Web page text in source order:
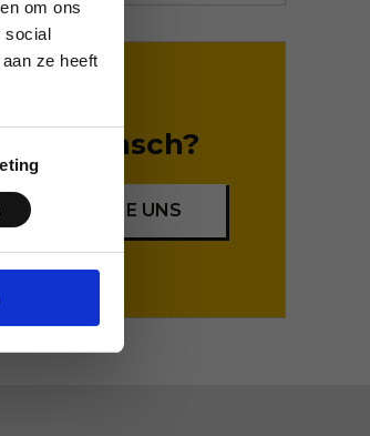
om ons
social
ze heeft
SIE UNS